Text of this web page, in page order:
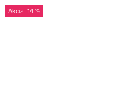
-14 %